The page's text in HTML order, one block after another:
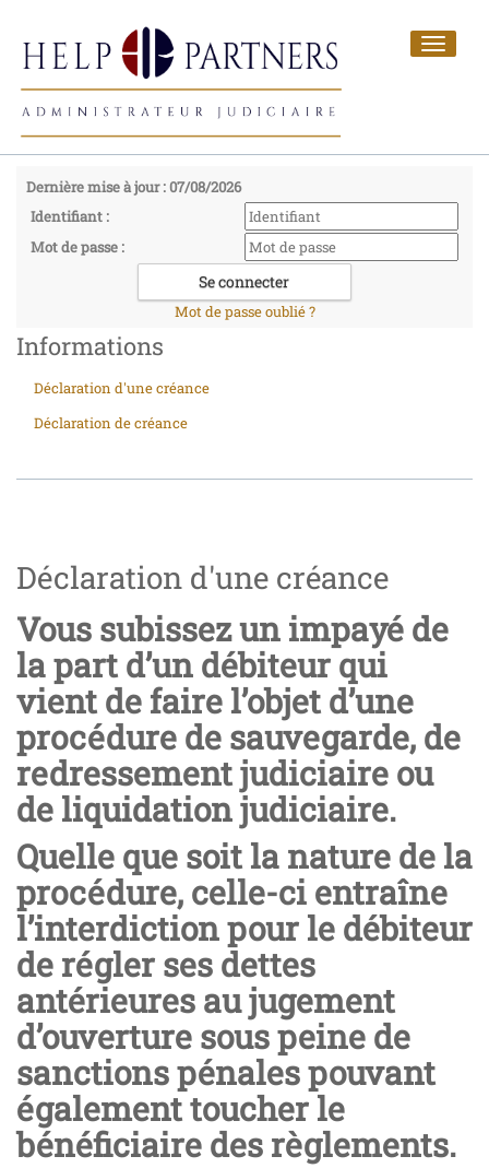
Toggle
Dernière mise à jour : 07/08/2026
Identifiant :
Mot de passe :
Mot de passe oublié ?
Informations
Déclaration d'une créance
Déclaration de créance
Déclaration d'une créance
Vous subissez un impayé de
la part d’un débiteur qui
vient de faire l’objet d’une
procédure de sauvegarde, de
redressement judiciaire ou
de liquidation judiciaire.
Quelle que soit la nature de la
procédure, celle-ci entraîne
l’interdiction pour le débiteur
de régler ses dettes
antérieures au jugement
d’ouverture sous peine de
sanctions pénales pouvant
également toucher le
bénéficiaire des règlements.